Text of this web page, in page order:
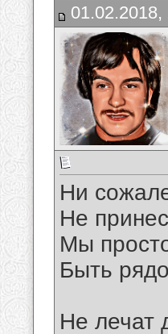
01.02.2018,
Ни
Не
Мы
Быть
Не лечат